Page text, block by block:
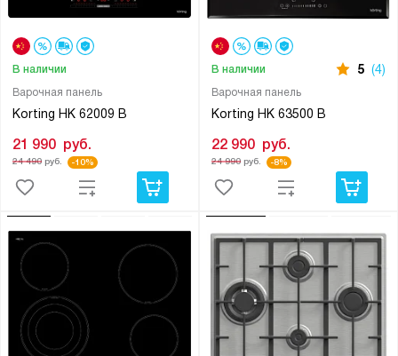
Варочная панель
Korting HK 62009 B
В наличии
21 990 руб.
24 490руб. -10%
Варочная панель
Korting HK 63500 B
В наличии 5 (4)
22 990 руб.
24 990руб. -8%